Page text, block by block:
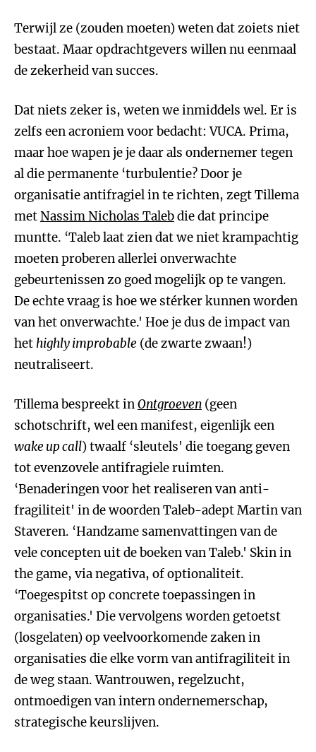
Terwijl ze (zouden moeten) weten dat zoiets niet
bestaat. Maar opdrachtgevers willen nu eenmaal
de zekerheid van succes.
Dat niets zeker is, weten we inmiddels wel. Er is
zelfs een acroniem voor bedacht: VUCA. Prima,
maar hoe wapen je je daar als ondernemer tegen
al die permanente ‘turbulentie? Door je
organisatie antifragiel in te richten, zegt Tillema
metNassim Nicholas Talebdie dat principe
muntte. ‘Taleb laat zien dat we niet krampachtig
moeten proberen allerlei onverwachte
gebeurtenissen zo goed mogelijk op te vangen.
De echte vraag is hoe we stérker kunnen worden
van het onverwachte.' Hoe je dus de impact van
hethighly improbable (de zwarte zwaan!)
neutraliseert.
Tillema bespreekt inOntgroeven (geen
schotschrift, wel een manifest, eigenlijk een
wake up call) twaalf ‘sleutels' die toegang geven
tot evenzovele antifragiele ruimten.
‘Benaderingen voor het realiseren van anti-
fragiliteit' in de woorden Taleb-adept Martin van
Staveren. ‘Handzame samenvattingen van de
vele concepten uit de boeken van Taleb.' Skin in
the game, via negativa, of optionaliteit.
‘Toegespitst op concrete toepassingen in
organisaties.' Die vervolgens worden getoetst
(losgelaten) op veelvoorkomende zaken in
organisaties die elke vorm van antifragiliteit in
de weg staan. Wantrouwen, regelzucht,
ontmoedigen van intern ondernemerschap,
strategische keurslijven.